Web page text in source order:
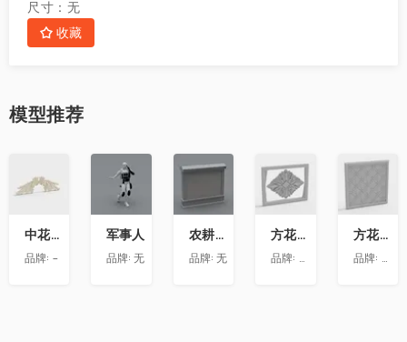
尺寸： 无
收藏
模型推荐
藏
中花-12
品牌: -
收
藏
军事人
品牌:无
收
农耕文化墙
品牌: 无
收
藏
方花-020
品牌:
精品材质
收
方花-055
品牌:
精品